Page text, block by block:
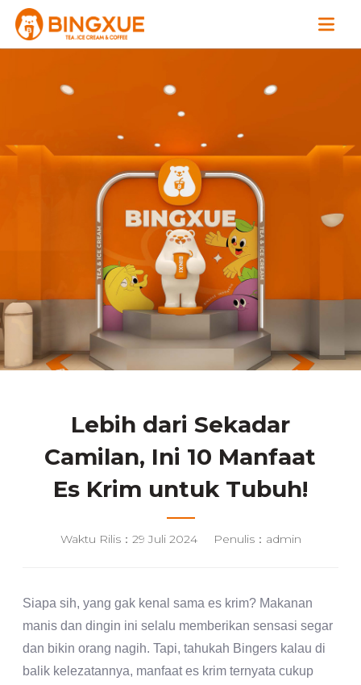
Lebih dari Sekadar
Camilan, Ini 10 Manfaat
Es Krim untuk Tubuh!
Waktu Rilis：29 Juli 2024 Penulis：admin
Siapa sih, yang gak kenal sama es krim? Makanan
manis dan dingin ini selalu memberikan sensasi segar
dan bikin orang nagih. Tapi, tahukah Bingers kalau di
balik kelezatannya, manfaat es krim ternyata cukup